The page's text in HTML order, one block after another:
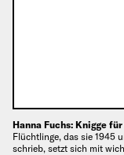
Hanna Fuchs: Knigge
Flüchtlinge, das sie 1945
schrieb, setzt sich mit